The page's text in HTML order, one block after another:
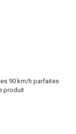
90 km/h parfaites
produit